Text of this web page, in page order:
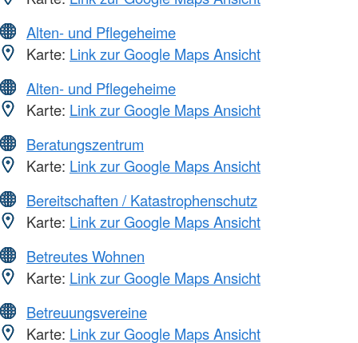
Alten- und Pflegeheime
Karte: Link zur Google Maps Ansicht
Alten- und Pflegeheime
Karte: Link zur Google Maps Ansicht
Beratungszentrum
Karte: Link zur Google Maps Ansicht
Bereitschaften / Katastrophenschutz
Karte: Link zur Google Maps Ansicht
Betreutes Wohnen
Karte: Link zur Google Maps Ansicht
Betreuungsvereine
Karte: Link zur Google Maps Ansicht